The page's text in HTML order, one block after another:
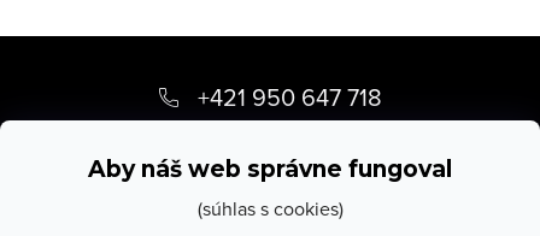
Aby náš web správne fungoval
(súhlas s cookies)
p
+421 950 647 718